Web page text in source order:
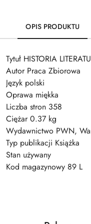
OPIS PRODUKTU
Tytuł HISTORIA
Autor Praca Zbiorowa
Język polski
Oprawa miękka
Liczba stron 358
Ciężar 0.37 kg
Wydawnictwo PWN,
Typ publikacji Książka
Stan używany
Kod magazynowy 89 L